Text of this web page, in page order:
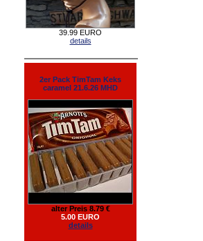
39.99 EURO
details
2er Pack TimTam Keks
caramel 21.6.26 MHD
alter Preis 8.79 €
5.00 EURO
details